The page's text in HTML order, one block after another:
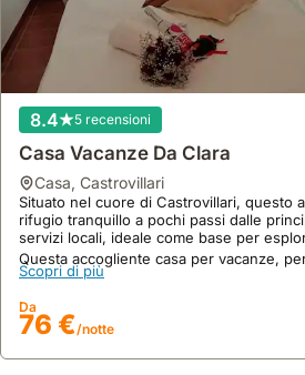
8.4 5 recensioni
Casa Vacanze Da Clara
casa, Castrovillari
Situato nel cuore di Castrovillari, questo
rifugio tranquillo a pochi passi dalle
servizi locali, ideale come base per
Questa accogliente casa per vacanze,
3 persone, vanta aria condizionata,
parcheggio, rendendola una villa ideale
Scopri di più
Da
76 €/notte